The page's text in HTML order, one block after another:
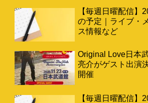
【毎週日曜配信】
の予定｜ライブ・
ス情報など
Original Love日本
亮介がゲスト出演
開催
【毎週日曜配信】